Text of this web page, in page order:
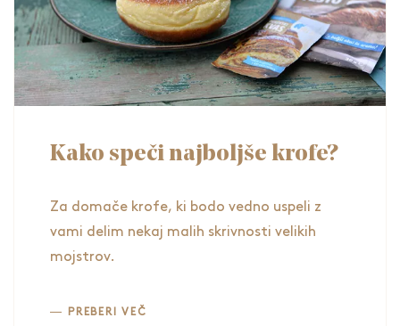
Kako speči najboljše krofe?
Za domače krofe, ki bodo vedno uspeli z
vami delim nekaj malih skrivnosti velikih
mojstrov.
PREBERI VEČ